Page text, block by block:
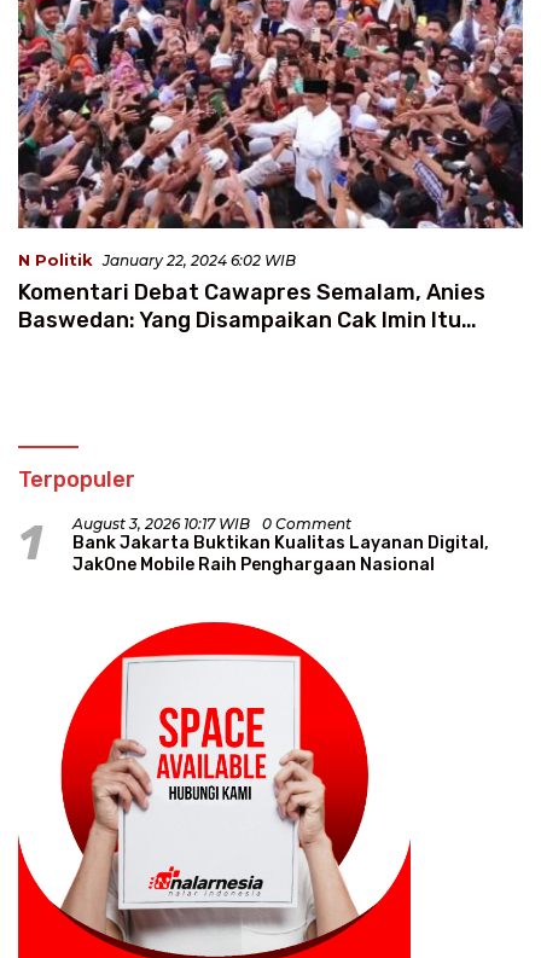
N Politik January 22, 2024 6:02 WIB
Komentari Debat Cawapres Semalam, Anies
Baswedan: Yang Disampaikan Cak Imin Itu
Terpopuler
1 August 3, 2026 10:17 WIB 0 Comment
Bank Jakarta Buktikan Kualitas Layanan Digital,
JakOne Mobile Raih Penghargaan Nasional